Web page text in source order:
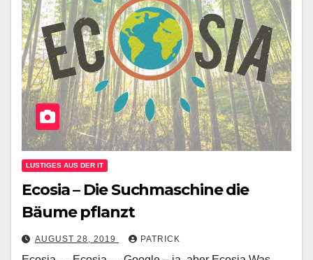
LUSTIGES AUS DER IT
Ecosia – Die Suchmaschine die
Bäume pflanzt
AUGUST 28, 2019 PATRICK